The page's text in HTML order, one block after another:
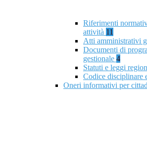
Riferimenti
attività 11
Atti amministrativi
Documenti di
gestionale 4
Statuti e leggi
Codice disciplinare
Oneri informativi per